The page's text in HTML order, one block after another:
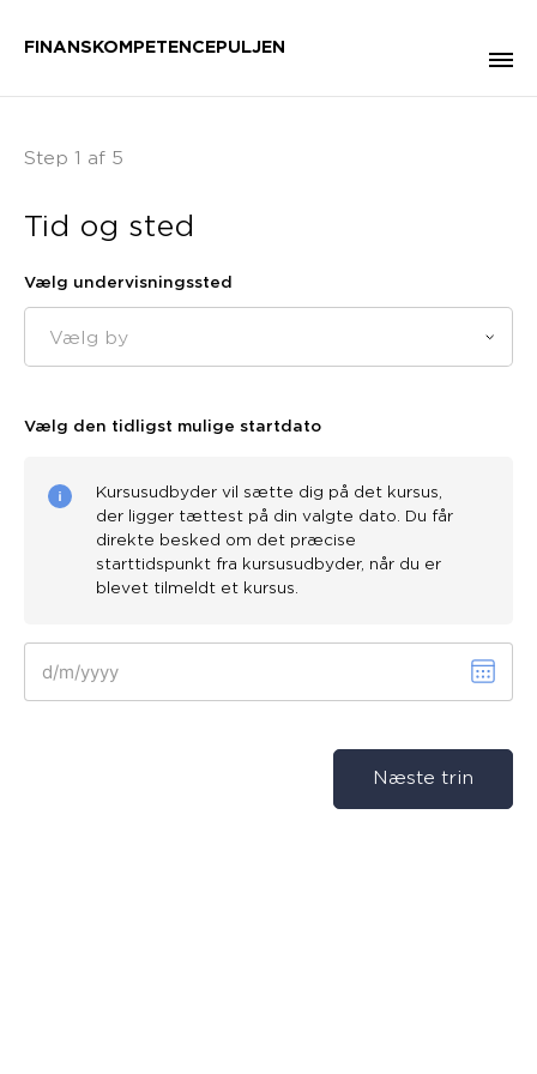
FINANSKOMPETENCEPULJEN
Step 1 af 5
Tid og sted
Vælg undervisningssted
Vælg by
Vælg den tidligst mulige startdato
Kursusudbyder vil sætte dig på det kursus,
der ligger tættest på din valgte dato. Du får
direkte besked om det præcise
starttidspunkt fra kursusudbyder, når du er
blevet tilmeldt et kursus.
dato